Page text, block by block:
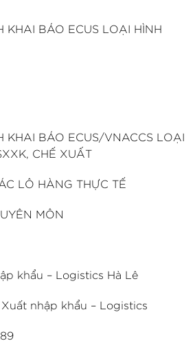
BÁO ECUS LOẠI HÌNH
BÁO ECUS/VNACCS LOẠI
CHẾ XUẤT
HÀNG THỰC TẾ
MÔN
khẩu – Logistics Hà Lê
nhập khẩu – Logistics